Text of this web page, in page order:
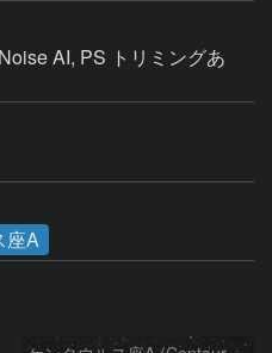
AI, PS トリミングあ
座A